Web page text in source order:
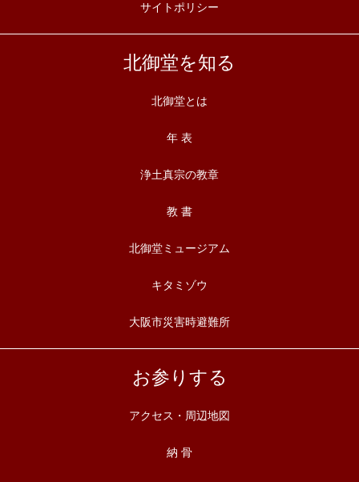
サイトポリシー
北御堂を知る
北御堂とは
年 表
浄土真宗の教章
教 書
北御堂ミュージアム
キタミゾウ
大阪市災害時避難所
お参りする
アクセス・周辺地図
納 骨